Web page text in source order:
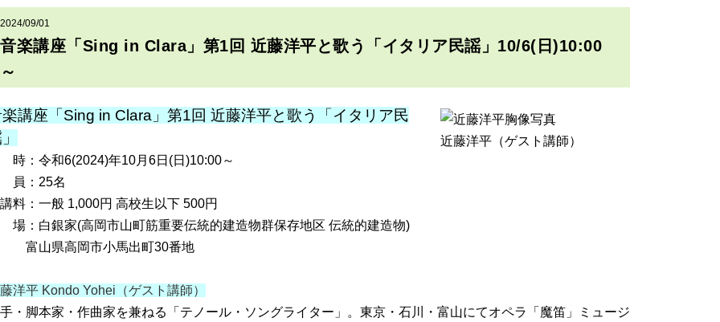
2024/09/01
音楽講座「Sing in Clara」第1回 近藤洋平と歌う「イタリア民謡」10/6(日)10:00
～
近藤洋平（ゲスト講師）
講座「Sing in Clara」第1回 近藤洋平と歌う「イタリア民
時：令和6(2024)年10月6日(日)10:00～
員：25名
料：一般 1,000円 高校生以下 500円
場：白銀家(高岡市山町筋重要伝統的建造物群保存地区 伝統的建造物)
山県高岡市小馬出町30番地
洋平 Kondo Yohei（ゲスト講師）
・脚本家・作曲家を兼ねる「テノール・ソングライター」。東京・石川・富山にてオペラ「魔笛」ミュージ